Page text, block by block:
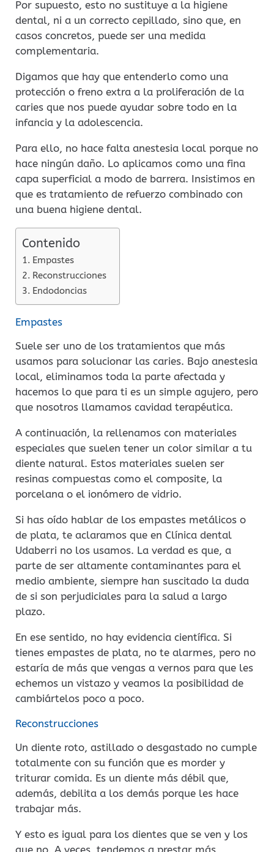
Por supuesto, esto no sustituye a la higiene
dental, ni a un correcto cepillado, sino que, en
casos concretos, puede ser una medida
complementaria.
Digamos que hay que entenderlo como una
protección o freno extra a la proliferación de la
caries que nos puede ayudar sobre todo en la
infancia y la adolescencia.
Para ello, no hace falta anestesia local porque no
hace ningún daño. Lo aplicamos como una fina
capa superficial a modo de barrera. Insistimos en
que es tratamiento de refuerzo combinado con
una buena higiene dental.
Contenido
Empastes
Reconstrucciones
Endodoncias
Empastes
Suele ser uno de los tratamientos que más
usamos para solucionar las caries. Bajo anestesia
local, eliminamos toda la parte afectada y
hacemos lo que para ti es un simple agujero, pero
que nosotros llamamos cavidad terapéutica.
A continuación, la rellenamos con materiales
especiales que suelen tener un color similar a tu
diente natural. Estos materiales suelen ser
resinas compuestas como el composite, la
porcelana o el ionómero de vidrio.
Si has oído hablar de los empastes metálicos o
de plata, te aclaramos que en Clínica dental
Udaberri no los usamos. La verdad es que, a
parte de ser altamente contaminantes para el
medio ambiente, siempre han suscitado la duda
de si son perjudiciales para la salud a largo
plazo.
En ese sentido, no hay evidencia científica. Si
tienes empastes de plata, no te alarmes, pero no
estaría de más que vengas a vernos para que les
echemos un vistazo y veamos la posibilidad de
cambiártelos poco a poco.
Reconstrucciones
Un diente roto, astillado o desgastado no cumple
totalmente con su función que es morder y
triturar comida. Es un diente más débil que,
además, debilita a los demás porque les hace
trabajar más.
Y esto es igual para los dientes que se ven y los